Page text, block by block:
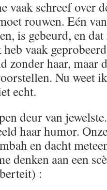
vaak schreef over
rouwen. Eén
is gebeurd, en
vaak
zonder haar, maar
Nu weet
echt.
deur van
haar humor.
en dacht
denken aan een
: